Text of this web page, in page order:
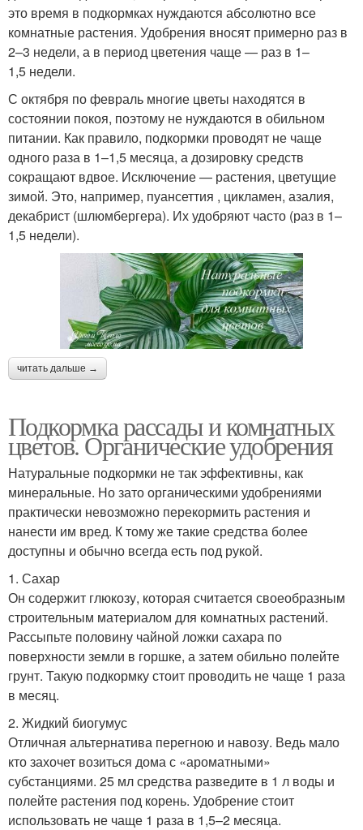
это время в подкормках нуждаются абсолютно все
комнатные растения. Удобрения вносят примерно раз в
2–3 недели, а в период цветения чаще — раз в 1–
1,5 недели.
С октября по февраль многие цветы находятся в
состоянии покоя, поэтому не нуждаются в обильном
питании. Как правило, подкормки проводят не чаще
одного раза в 1–1,5 месяца, а дозировку средств
сокращают вдвое. Исключение — растения, цветущие
зимой. Это, например, пуансеттия , цикламен, азалия,
декабрист (шлюмбергера). Их удобряют часто (раз в 1–
1,5 недели).
читать дальше →
Подкормка рассады и комнатных
цветов. Органические удобрения
Натуральные подкормки не так эффективны, как
минеральные. Но зато органическими удобрениями
практически невозможно перекормить растения и
нанести им вред. К тому же такие средства более
доступны и обычно всегда есть под рукой.
1. Сахар
Он содержит глюкозу, которая считается своеобразным
строительным материалом для комнатных растений.
Рассыпьте половину чайной ложки сахара по
поверхности земли в горшке, а затем обильно полейте
грунт. Такую подкормку стоит проводить не чаще 1 раза
в месяц.
2. Жидкий биогумус
Отличная альтернатива перегною и навозу. Ведь мало
кто захочет возиться дома с «ароматными»
субстанциями. 25 мл средства разведите в 1 л воды и
полейте растения под корень. Удобрение стоит
использовать не чаще 1 раза в 1,5–2 месяца.